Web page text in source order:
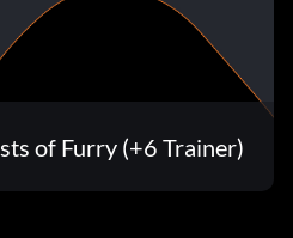
of Furry (+6 Trainer)